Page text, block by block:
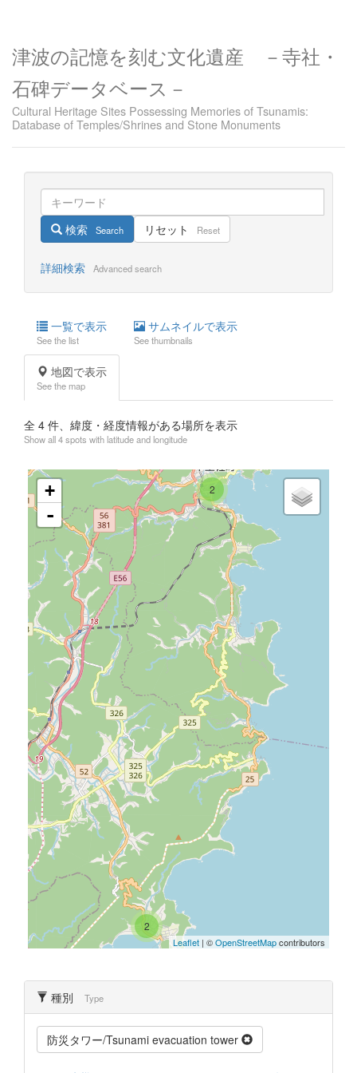
津波の記憶を刻む文化遺産 －寺社・
石碑データベース－
Cultural Heritage Sites Possessing Memories of Tsunamis:
Database of Temples/Shrines and Stone Monuments
検索 Search リセット Reset
詳細検索 Advanced search
一覧で表示
See the list
サムネイルで表示
See thumbnails
地図で表示
See the map
全 4 件、緯度・経度情報がある場所を表示
Show all 4 spots with latitude and longitude
2
2
+
-
Leaflet | ©OpenStreetMapcontributors
種別 Type
防災タワー/Tsunami evacuation tower